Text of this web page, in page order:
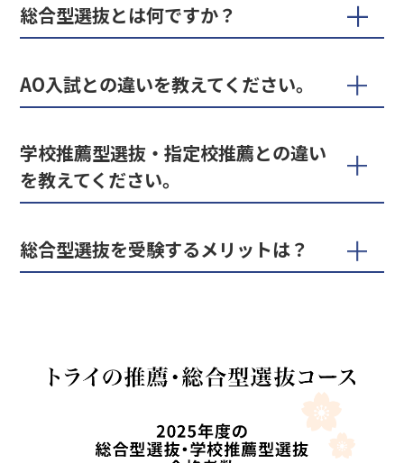
総合型選抜とは何ですか？
AO入試との違いを教えてください。
学校推薦型選抜・指定校推薦との違い
を教えてください。
総合型選抜を受験するメリットは？